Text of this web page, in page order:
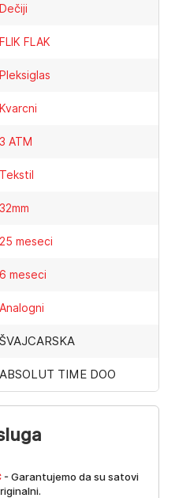
- Garantujemo da su satovi
Dečiji
FLIK FLAK
Pleksiglas
Kvarcni
3 ATM
Tekstil
32mm
25 meseci
6 meseci
Analogni
ŠVAJCARSKA
ABSOLUT TIME DOO